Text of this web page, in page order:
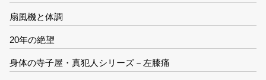
扇風機と体調
20年の絶望
身体の寺子屋・真犯人シリーズ－左膝痛